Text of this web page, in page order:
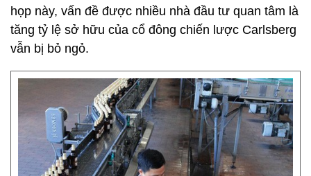
họp này, vấn đề được nhiều nhà đầu tư quan tâm là
tăng tỷ lệ sở hữu của cổ đông chiến lược Carlsberg
vẫn bị bỏ ngỏ.